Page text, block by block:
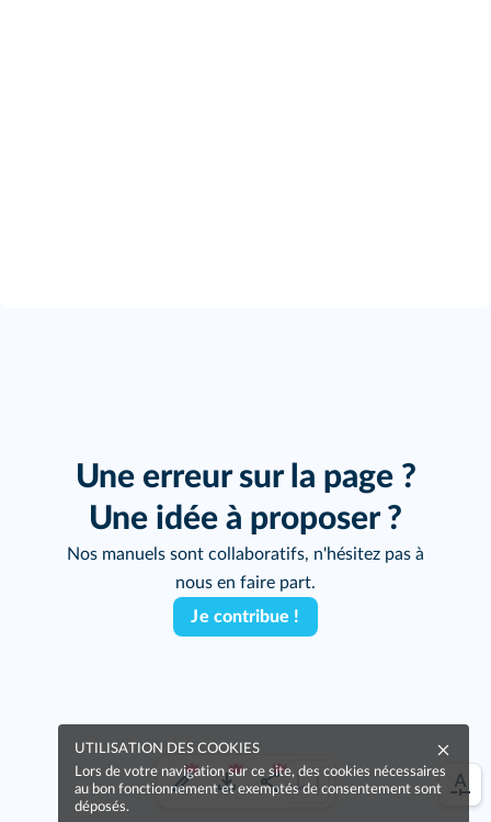
Une erreur sur la page ?
Une idée à proposer ?
Nos manuels sont collaboratifs, n'hésitez pas à
nous en faire part.
Je contribue !
UTILISATION DES COOKIES
Lors de votre navigation sur ce site, des cookies nécessaires
au bon fonctionnement et exemptés de consentement sont
déposés.